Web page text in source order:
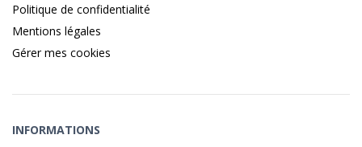
Politique de confidentialité
Mentions légales
Gérer mes cookies
INFORMATIONS